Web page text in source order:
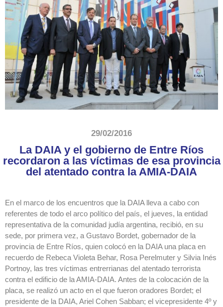
29/02/2016
La DAIA y el gobierno de Entre Ríos
recordaron a las víctimas de esa provincia
del atentado contra la AMIA-DAIA
En el marco de los encuentros que la DAIA lleva a cabo con
referentes de todo el arco político del país, el jueves, la entidad
representativa de la comunidad judía argentina, recibió, en su
sede, por primera vez, a Gustavo Bordet, gobernador de la
provincia de Entre Ríos, quien colocó en la DAIA una placa en
recuerdo de Rebeca Violeta Behar, Rosa Perelmuter y Silvia Inés
Portnoy, las tres víctimas entrerrianas del atentado terrorista
contra el edificio de la AMIA-DAIA. Antes de la colocación de la
placa, se realizó un acto en el que fueron oradores Bordet; el
presidente de la DAIA, Ariel Cohen Sabban; el vicepresidente 4º y